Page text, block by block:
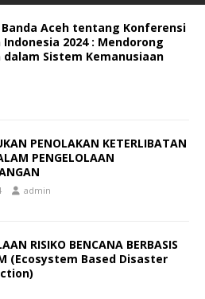
Aceh tentang Konferensi
2024 : Mendorong
dalam Sistem Kemanusiaan
PENOLAKAN KETERLIBATAN
PENGELOLAAN
admin
RISIKO BENCANA BERBASIS
(Ecosystem Based Disaster